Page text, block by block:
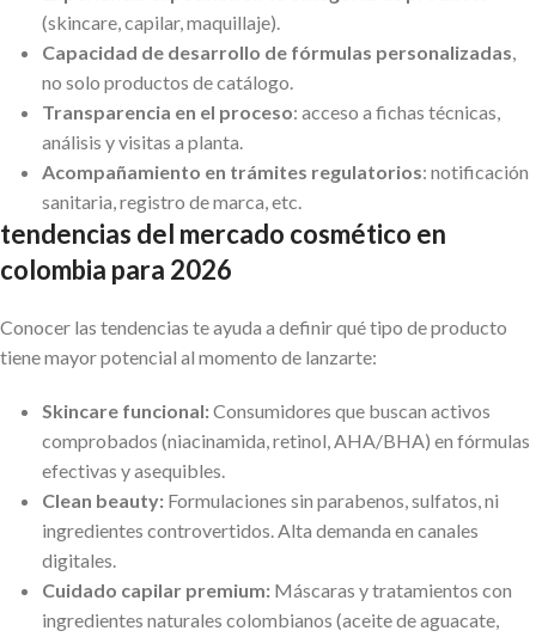
(skincare, capilar, maquillaje).
Capacidad de desarrollo de fórmulas personalizadas,
no solo productos de catálogo.
Transparencia en el proceso: acceso a fichas técnicas,
análisis y visitas a planta.
Acompañamiento en trámites regulatorios: notificación
sanitaria, registro de marca, etc.
tendencias del mercado cosmético en
colombia para 2026
Conocer las tendencias te ayuda a definir qué tipo de producto
tiene mayor potencial al momento de lanzarte:
Skincare funcional:Consumidores que buscan activos
comprobados (niacinamida, retinol, AHA/BHA) en fórmulas
efectivas y asequibles.
Clean beauty: Formulaciones sin parabenos, sulfatos, ni
ingredientes controvertidos. Alta demanda en canales
digitales.
Cuidado capilar premium: Máscaras y tratamientos con
ingredientes naturales colombianos (aceite de aguacate,